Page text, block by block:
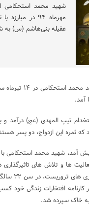
شهید محمد استحکامی
مهرماه ۹۴ در
عقیله بنی‌هاشم (س) به
آمد.
پیش آمد، شهید محمد
ها و تلاش های
اواخر
افتخارات زندگی خود
خاک سپرده شد.